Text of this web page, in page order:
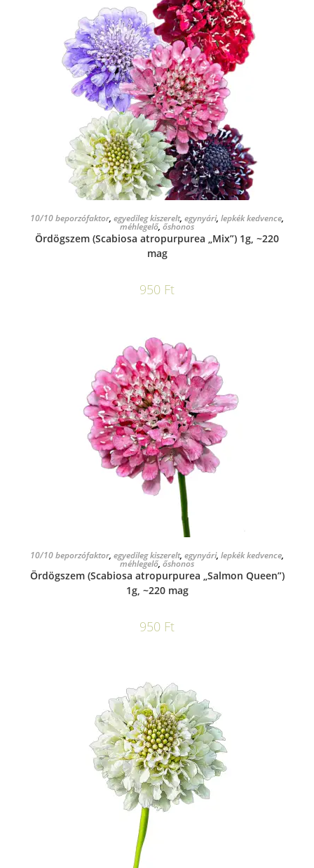
KOSÁRBA TESZEM
10/10 beporzófaktor, egyedileg kiszerelt, egynyári, lepkék kedvence,
méhlegelő, őshonos
Ördögszem (Scabiosa atropurpurea „Mix”) 1g, ~220
mag
950 Ft
KOSÁRBA TESZEM
10/10 beporzófaktor, egyedileg kiszerelt, egynyári, lepkék kedvence,
méhlegelő, őshonos
Ördögszem (Scabiosa atropurpurea „Salmon Queen”)
1g, ~220 mag
950 Ft